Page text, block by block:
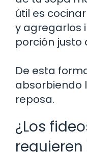
útil es
y agregarlos
porción justo
De esta
absorbiendo
reposa.
¿Los